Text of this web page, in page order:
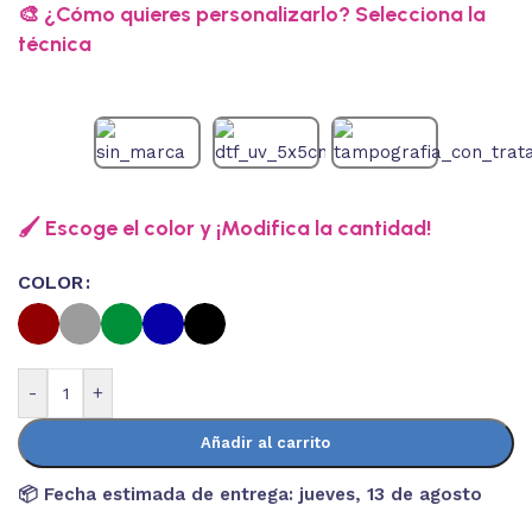
🎨 ¿Cómo quieres personalizarlo? Selecciona la
técnica
🖌️ Escoge el color y ¡Modifica la cantidad!
COLOR
- +
Añadir al carrito
📦 Fecha estimada de entrega: jueves, 13 de agosto